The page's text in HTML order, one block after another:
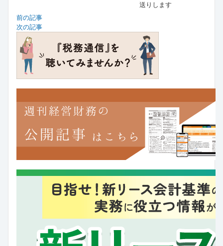
送りします
前の記事
次の記事